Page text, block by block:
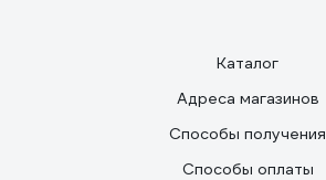
Каталог
Адреса магазинов
Способы получения
Способы оплаты